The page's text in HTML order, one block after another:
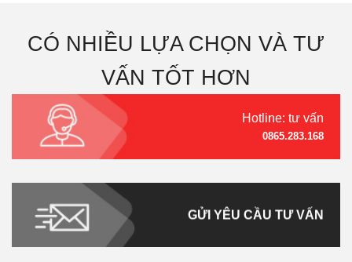
CÓ NHIỀU LỰA CHỌN VÀ TƯ
VẤN TỐT HƠN
Hotline: tư vấn
0865.283.168
GỬI YÊU CẦU TƯ VẤN